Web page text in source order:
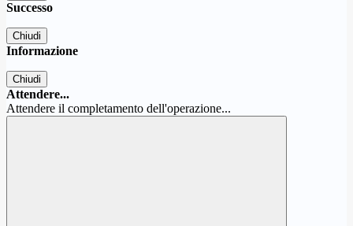
Successo
Chiudi
Informazione
Chiudi
Attendere...
Attendere il completamento dell'operazione...